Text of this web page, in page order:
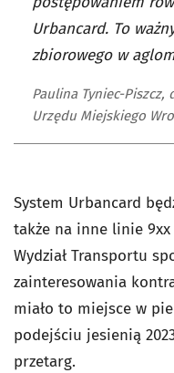
Urbancard. To
zbiorowego w
Paulina Tyniec-
Urzędu Miejskiego
System Urbancard
także na inne linie 9xx
Wydział Transportu
zainteresowania
miało to miejsce w
podejściu jesienią
przetarg.